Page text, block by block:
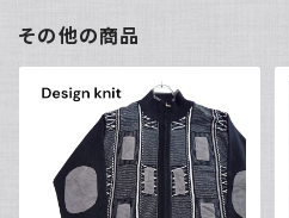
その他の商品